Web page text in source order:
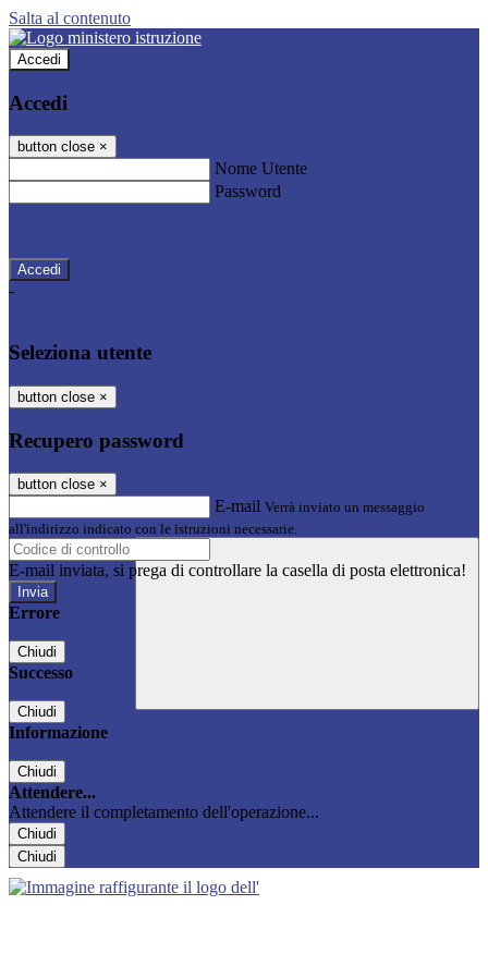
Salta al contenuto
Accedi
Accedi
button close ×
Nome Utente
Password
-
Seleziona utente
button close ×
Recupero password
button close ×
E-mail Verrà inviato un messaggio
all'indirizzo indicato con le istruzioni necessarie.
E-mail inviata, si prega di controllare la casella di posta elettronica!
Errore
Chiudi
Successo
Chiudi
Informazione
Chiudi
Attendere...
Attendere il completamento dell'operazione...
Chiudi
Chiudi